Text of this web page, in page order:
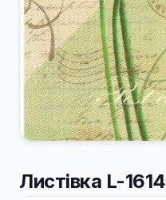
Листівка L-1614